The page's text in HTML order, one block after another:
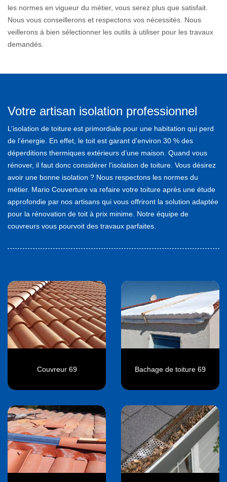
les normes en vigueur du métier, vous serez plus que satisfait.
Nous vous conseillerons et respectons vos nécessités. Nous
veillerons à bien sélectionner les outils à utiliser pour les travaux
demandés.
Votre artisan isolation professionnel
L’isolation de toiture est primordiale pour une habitation qui perd
de l’énergie. En effet, le toit est garant d'environ 30 % des
déperditions thermiques extérieurs d’une maison. Quand vous
rénover, il faut donc considérer l'isolation de toiture. Vous désirez
avoir une bonne isolation ? Nous respectons les normes du
métier. Mario Couverture va refaire votre toiture après une étude
approfondie par nos artisans qui vous offriront la solution adaptée
pour la rénovation de toit à prix minime. Notre équipe de
couvreurs vous pourvoit des travaux parfaites.
Couvreur 69 Bachage de toiture 69